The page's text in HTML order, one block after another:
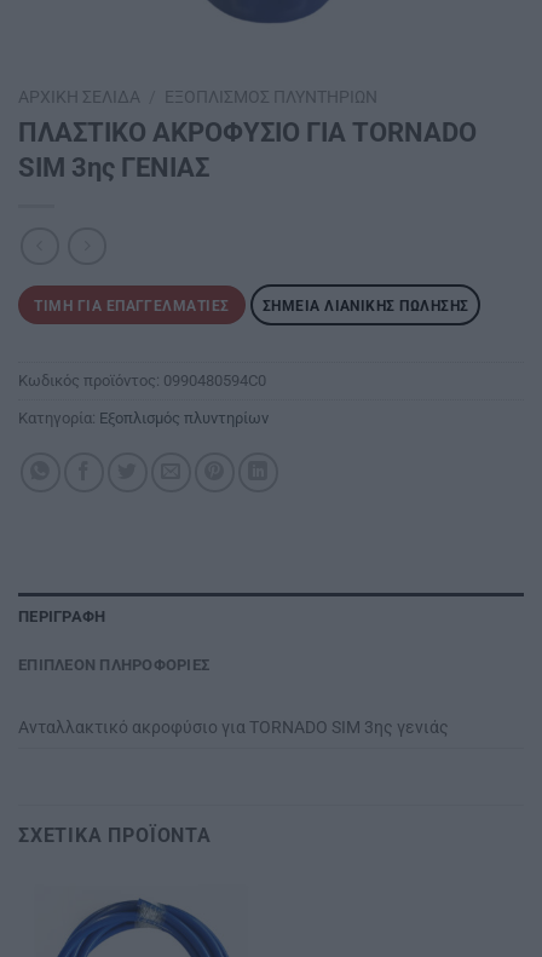
ΑΡΧΙΚΉ ΣΕΛΊΔΑ ΕΞΟΠΛΙΣΜΌΣ ΠΛΥΝΤΗΡΊΩΝ
ΠΛΑΣΤΙΚΟ ΑΚΡΟΦΥΣΙΟ ΓΙΑ ΤΟRΝΑDΟ
SIM 3ης ΓΕΝΙΑΣ
ΤΙΜΉ ΓΙΑ ΕΠΑΓΓΕΛΜΑΤΊΕΣ ΣΗΜΕΊΑ ΛΙΑΝΙΚΉΣ ΠΏΛΗΣΗΣ
Κωδικός προϊόντος: 0990480594C0
Κατηγορία: Εξοπλισμός πλυντηρίων
ΠΕΡΙΓΡΑΦΉ
ΕΠΙΠΛΈΟΝ ΠΛΗΡΟΦΟΡΊΕΣ
Ανταλλακτικό ακροφύσιο για ΤΟRΝΑDΟ SΙΜ 3ης γενιάς
ΣΧΕΤΙΚΆ ΠΡΟΪΌΝΤΑ